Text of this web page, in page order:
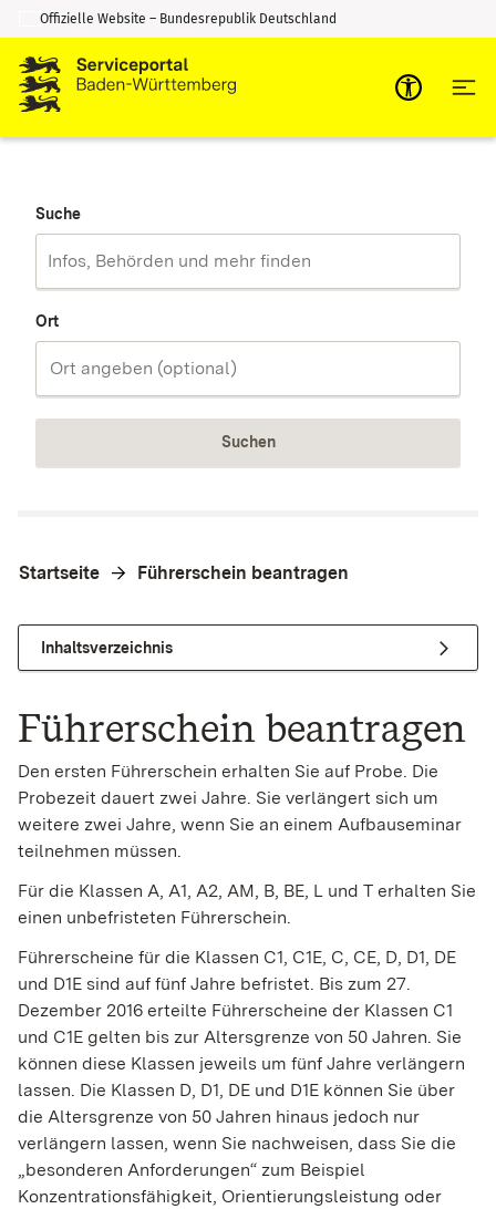
Zum Inhalt springen
Zur Suche springen
Offizielle Website – Bundesrepublik Deutschland
Suche
Ort
Suchen
Startseite Führerschein beantragen
Inhaltsverzeichnis
Führerschein beantragen
Den ersten Führerschein erhalten Sie auf Probe. Die
Probezeit dauert zwei Jahre. Sie verlängert sich um
weitere zwei Jahre, wenn Sie an einem Aufbauseminar
teilnehmen müssen.
Für die Klassen A, A1, A2, AM, B, BE, L und T erhalten Sie
einen unbefristeten Führerschein.
Führerscheine für die Klassen C1, C1E, C, CE, D, D1, DE
und D1E sind auf fünf Jahre befristet. Bis zum 27.
Dezember 2016 erteilte Führerscheine der Klassen C1
und C1E gelten bis zur Altersgrenze von 50 Jahren. Sie
können diese Klassen jeweils um fünf Jahre verlängern
lassen. Die Klassen D, D1, DE und D1E können Sie über
die Altersgrenze von 50 Jahren hinaus jedoch nur
verlängern lassen, wenn Sie nachweisen, dass Sie die
„besonderen Anforderungen“ zum Beispiel
Konzentrationsfähigkeit, Orientierungsleistung oder